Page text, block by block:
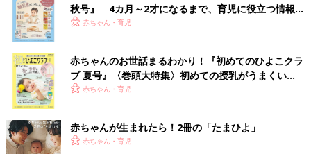
秋号』 4カ月～2才になるまで、育児に役立つ情報が
いっぱい！
赤ちゃん・育児
赤ちゃんのお世話まるわかり！『初めてのひよこクラ
ブ 夏号』〈巻頭大特集〉初めての授乳がうまくい
く！ おっぱい・ミルクの基本と夏のトラブル 解決テ
赤ちゃん・育児
赤ちゃんが生まれたら！2冊の「たまひよ」
赤ちゃん・育児